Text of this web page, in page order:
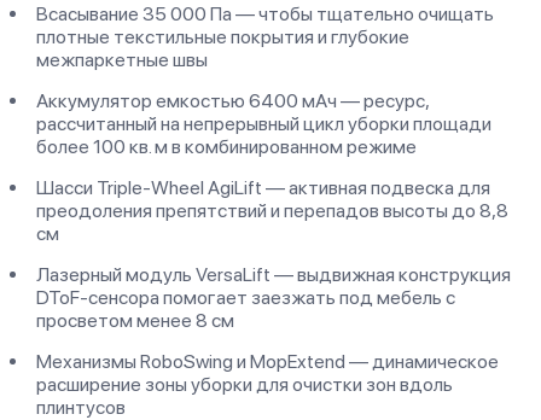
Всасывание 35 000 Па — чтобы тщательно очищать
плотные текстильные покрытия и глубокие
межпаркетные швы
Аккумулятор емкостью 6400 мАч — ресурс,
рассчитанный на непрерывный цикл уборки площади
более 100 кв. м в комбинированном режиме
Шасси Triple-Wheel AgiLift — активная подвеска для
преодоления препятствий и перепадов высоты до 8,8
см
Лазерный модуль VersaLift — выдвижная конструкция
DToF-сенсора помогает заезжать под мебель с
просветом менее 8 см
Механизмы RoboSwing и MopExtend — динамическое
расширение зоны уборки для очистки зон вдоль
плинтусов